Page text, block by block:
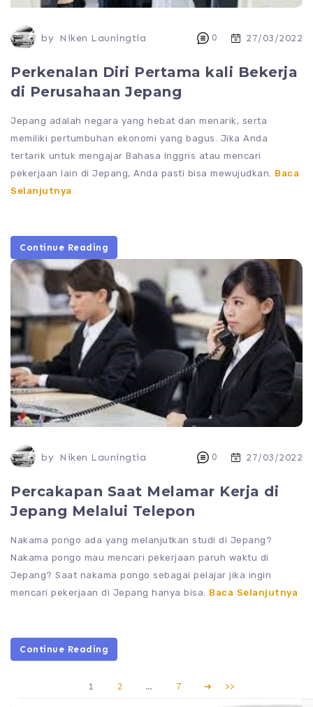
by Niken Launingtia 0 27/03/2022
Perkenalan Diri Pertama kali Bekerja
di Perusahaan Jepang
Jepang adalah negara yang hebat dan menarik, serta
memiliki pertumbuhan ekonomi yang bagus. Jika Anda
tertarik untuk mengajar Bahasa Inggris atau mencari
pekerjaan lain di Jepang, Anda pasti bisa mewujudkan. Baca
Selanjutnya
Continue Reading
by Niken Launingtia 0 27/03/2022
Percakapan Saat Melamar Kerja di
Jepang Melalui Telepon
Nakama pongo ada yang melanjutkan studi di Jepang?
Nakama pongo mau mencari pekerjaan paruh waktu di
Jepang? Saat nakama pongo sebagai pelajar jika ingin
mencari pekerjaan di Jepang hanya bisa. Baca Selanjutnya
Continue Reading
1 2 … 7 ➜